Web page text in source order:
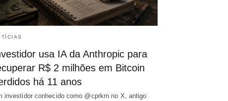
usa IA da Anthropic para
R$ 2 milhões em Bitcoin
há 11 anos
investidor conhecido como @cprkrn no X, antigo